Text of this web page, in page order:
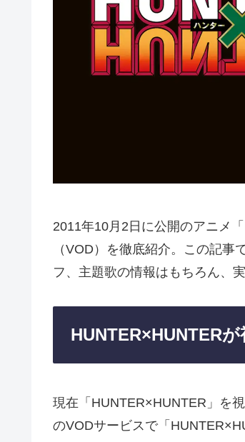
2011年10月2日に公開のアニメ
（VOD）を徹底紹介。この記
フ、主題歌の情報はもちろん、
HUNTER×HUNTER
現在「HUNTER×HUNTER」を
のVODサービスで「